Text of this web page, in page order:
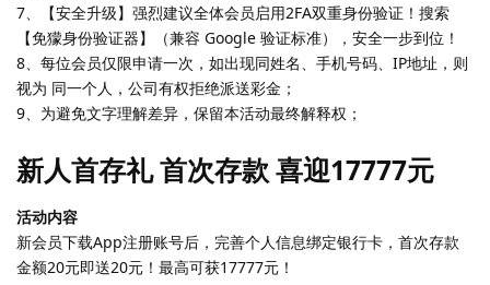
7、【安全升级】强烈建议全体会员启用2FA双重身份验证！搜索
【免獴身份验证器】（兼容 Google 验证标准），安全一步到位！
8、每位会员仅限申请一次，如出现同姓名、手机号码、IP地址，则
视为 同一个人，公司有权拒绝派送彩金；
9、为避免文字理解差异，保留本活动最终解释权；
新人首存礼 首次存款 喜迎17777元
活动内容
新会员下载App注册账号后，完善个人信息绑定银行卡，首次存款
金额20元即送20元！最高可获17777元！